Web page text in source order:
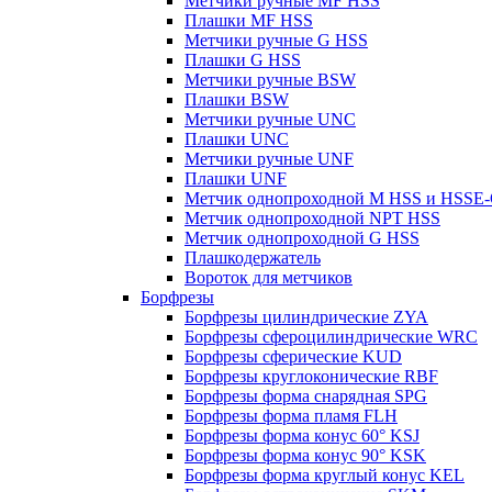
Плашки MF HSS
Метчики ручные G HSS
Плашки G HSS
Метчики ручные BSW
Плашки BSW
Метчики ручные UNC
Плашки UNC
Метчики ручные UNF
Плашки UNF
Метчик однопроходной M HSS и
Метчик однопроходной NPT HSS
Метчик однопроходной G HSS
Плашкодержатель
Вороток для метчиков
Борфрезы
Борфрезы цилиндрические ZYA
Борфрезы сфероцилиндрические WRC
Борфрезы сферические KUD
Борфрезы круглоконические RBF
Борфрезы форма снарядная SPG
Борфрезы форма пламя FLH
Борфрезы форма конус 60° KSJ
Борфрезы форма конус 90° KSK
Борфрезы форма круглый конус KEL